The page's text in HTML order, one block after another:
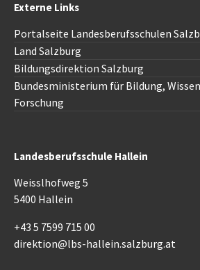
Externe Links
Portalseite Landesberufsschulen
Land Salzburg
Bildungsdirektion Salzburg
Bundesministerium für Bildung,
Forschung
Landesberufsschule Hallein
Weisslhofweg 5
5400 Hallein
+43 5 7599 715 00
direktion@lbs-hallein.salzburg.at